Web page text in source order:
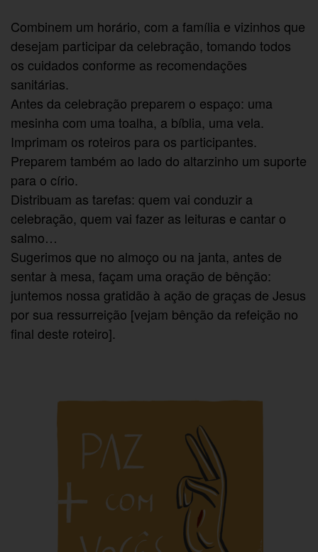
Combinem um horário, com a família e vizinhos que
desejam participar da celebração, tomando todos
os cuidados conforme as recomendações
sanitárias.
Antes da celebração preparem o espaço: uma
mesinha com uma toalha, a bíblia, uma vela.
Imprimam os roteiros para os participantes.
Preparem também ao lado do altarzinho um suporte
para o círio.
Distribuam as tarefas: quem vai conduzir a
celebração, quem vai fazer as leituras e cantar o
salmo…
Sugerimos que no almoço ou na janta, antes de
sentar à mesa, façam uma oração de bênção:
juntemos nossa gratidão à ação de graças de Jesus
por sua ressurreição [vejam bênção da refeição no
final deste roteiro].